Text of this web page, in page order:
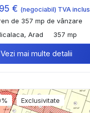
€ (negociabil) TVA inclus
de 357 mp de vânzare
Arad
357 mp
Vezi mai multe detalii
Exclusivitate